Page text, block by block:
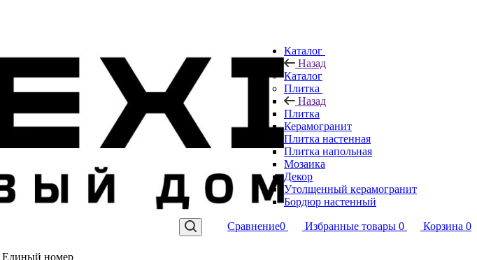
Сравнение0 Избранные товары 0 Корзина 0
Единый номер
Каталог
Назад
Каталог
Плитка
Назад
Плитка
Керамогранит
Плитка настенная
Плитка напольная
Мозаика
Декор
Утолщенный керамогранит
Бордюр настенный